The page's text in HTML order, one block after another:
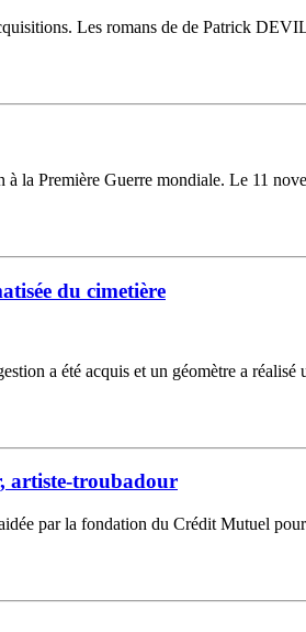
Les romans de de Patrick
la Première Guerre mondiale. Le 11
du cimetière
a été acquis et un géomètre a
artiste-troubadour
par la fondation du Crédit Mutuel